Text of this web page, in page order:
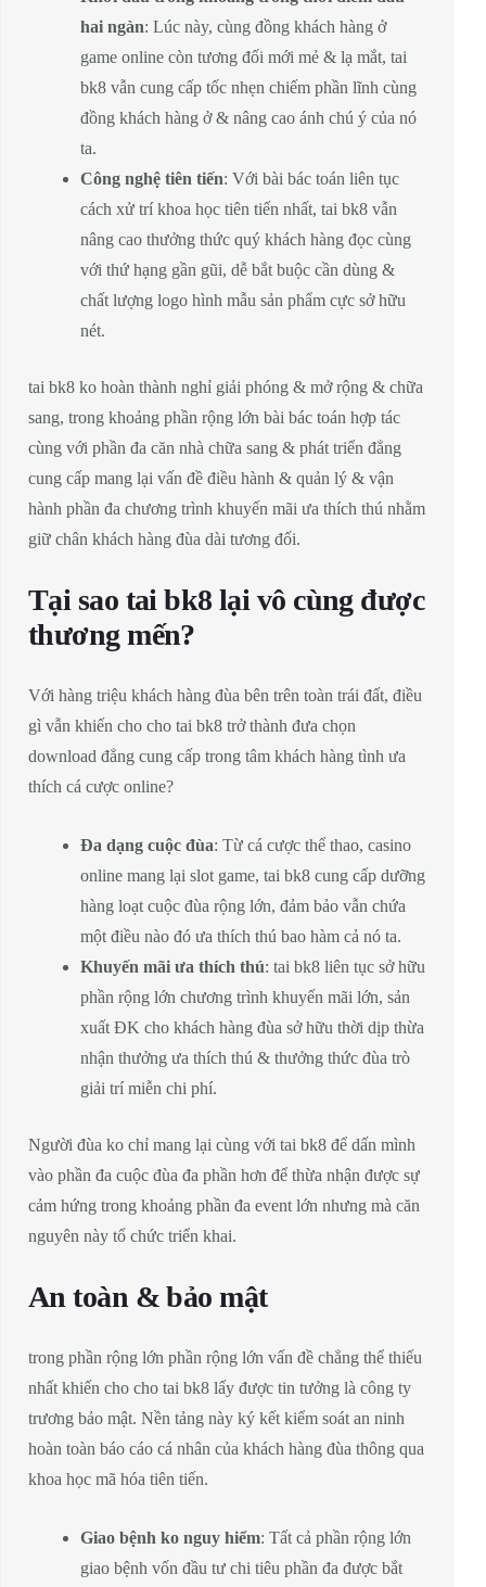
hai ngàn: Lúc này, cùng đồng khách hàng ở
game online còn tương đối mới mẻ & lạ mắt, tai
bk8 vẫn cung cấp tốc nhẹn chiếm phần lĩnh cùng
đồng khách hàng ở & nâng cao ánh chú ý của nó
ta.
Công nghệ tiên tiến: Với bài bác toán liên tục
cách xử trí khoa học tiên tiến nhất, tai bk8 vẫn
nâng cao thưởng thức quý khách hàng đọc cùng
với thứ hạng gần gũi, dễ bắt buộc cần dùng &
chất lượng logo hình mẫu sản phẩm cực sở hữu
nét.
tai bk8 ko hoàn thành nghỉ giải phóng & mở rộng & chữa
sang, trong khoảng phần rộng lớn bài bác toán hợp tác
cùng với phần đa căn nhà chữa sang & phát triển đẳng
cung cấp mang lại vấn đề điều hành & quản lý & vận
hành phần đa chương trình khuyến mãi ưa thích thú nhằm
giữ chân khách hàng đùa dài tương đối.
Tại sao tai bk8 lại vô cùng được
thương mến?
Với hàng triệu khách hàng đùa bên trên toàn trái đất, điều
gì vẫn khiến cho cho tai bk8 trở thành đưa chọn
download đẳng cung cấp trong tâm khách hàng tình ưa
thích cá cược online?
Đa dạng cuộc đùa: Từ cá cược thể thao, casino
online mang lại slot game, tai bk8 cung cấp dưỡng
hàng loạt cuộc đùa rộng lớn, đảm bảo vẫn chứa
một điều nào đó ưa thích thú bao hàm cả nó ta.
Khuyến mãi ưa thích thú: tai bk8 liên tục sở hữu
phần rộng lớn chương trình khuyến mãi lớn, sản
xuất ĐK cho khách hàng đùa sở hữu thời dịp thừa
nhận thưởng ưa thích thú & thưởng thức đùa trò
giải trí miễn chi phí.
Người đùa ko chỉ mang lại cùng với tai bk8 để dấn mình
vào phần đa cuộc đùa đa phần hơn để thừa nhận được sự
cảm hứng trong khoảng phần đa event lớn nhưng mà căn
nguyên này tổ chức triển khai.
An toàn & bảo mật
trong phần rộng lớn phần rộng lớn vấn đề chẳng thể thiếu
nhất khiến cho cho tai bk8 lấy được tin tưởng là công ty
trương bảo mật. Nền tảng này ký kết kiểm soát an ninh
hoàn toàn báo cáo cá nhân của khách hàng đùa thông qua
khoa học mã hóa tiên tiến.
Giao bệnh ko nguy hiểm: Tất cả phần rộng lớn
giao bệnh vốn đầu tư chi tiêu phần đa được bắt